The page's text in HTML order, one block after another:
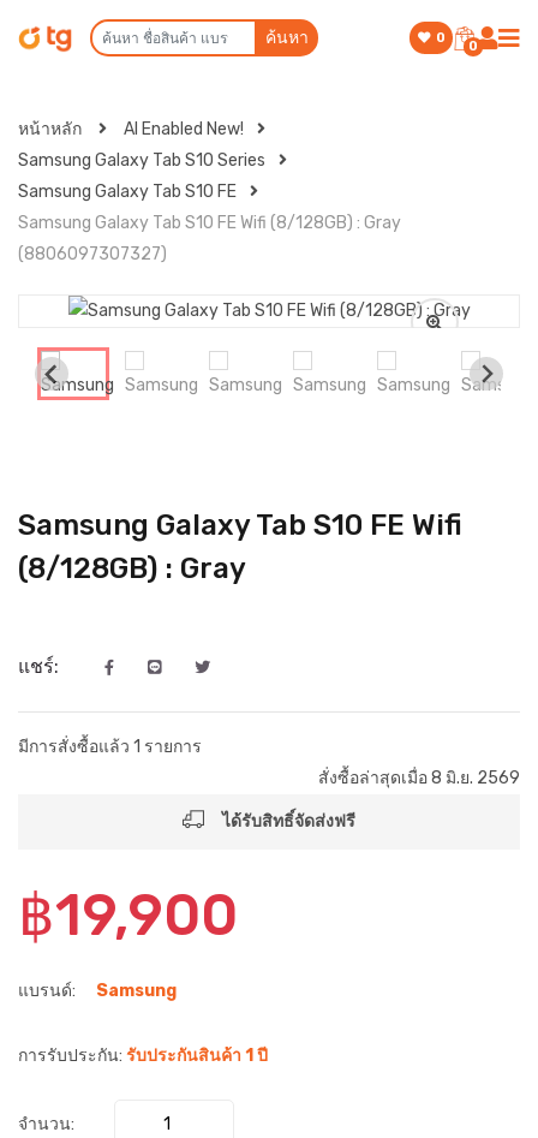
ค้นหา 0
0
หน้าหลัก
AI Enabled New!
Samsung Galaxy Tab S10 Series
Samsung Galaxy Tab S10 FE
Samsung Galaxy Tab S10 FE Wifi (8/128GB) : Gray
(8806097307327)
Samsung Galaxy Tab S10 FE Wifi
(8/128GB) : Gray
แชร์:
มีการสั่งซื้อแล้ว 1 รายการ
สั่งซื้อล่าสุดเมื่อ 8 มิ.ย. 2569
ได้รับสิทธิ์จัดส่งฟรี
฿19,900
แบรนด์: Samsung
การรับประกัน: รับประกันสินค้า 1 ปี
จำนวน: